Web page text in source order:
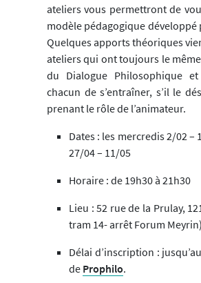
ateliers vous permettront de
modèle pédagogique développé
Quelques apports théoriques
ateliers qui ont toujours le
du Dialogue Philosophique
chacun de s’entraîner, s’il le
prenant le rôle de l’animateur.
Dates : les mercredis 2/02 –
27/04 – 11/05
Horaire : de 19h30 à 21h30
Lieu : 52 rue de la Prulay,
tram 14- arrêt Forum Meyrin)
Délai d’inscription :
de Prophilo.